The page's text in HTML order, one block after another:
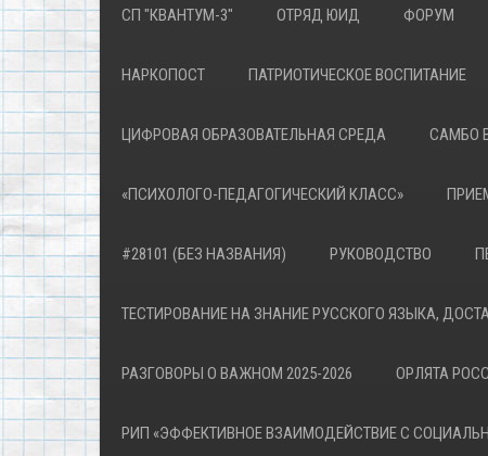
СП "КВАНТУМ-3" ОТРЯД ЮИД ФОРУМ
НАРКОПОСТ ПАТРИОТИЧЕСКОЕ ВОСПИТАНИЕ
ЦИФРОВАЯ ОБРАЗОВАТЕЛЬНАЯ СРЕДА САМБО
«ПСИХОЛОГО-ПЕДАГОГИЧЕСКИЙ КЛАСС»
#28101 (БЕЗ НАЗВАНИЯ) РУКОВОДСТВО
ТЕСТИРОВАНИЕ НА ЗНАНИЕ РУССКОГО ЯЗЫКА,
РАЗГОВОРЫ О ВАЖНОМ 2025-2026 ОРЛЯТА
РИП «ЭФФЕКТИВНОЕ ВЗАИМОДЕЙСТВИЕ С